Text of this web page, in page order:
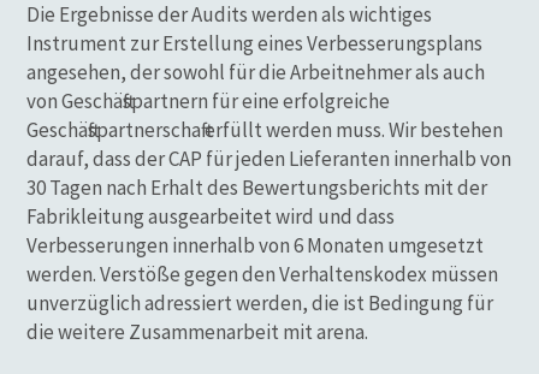
Die Ergebnisse der Audits werden als wichtiges
Instrument zur Erstellung eines Verbesserungsplans
angesehen, der sowohl für die Arbeitnehmer als auch
von Geschäftspartnern für eine erfolgreiche
Geschäftspartnerschaft erfüllt werden muss. Wir bestehen
darauf, dass der CAP für jeden Lieferanten innerhalb von
30 Tagen nach Erhalt des Bewertungsberichts mit der
Fabrikleitung ausgearbeitet wird und dass
Verbesserungen innerhalb von 6 Monaten umgesetzt
werden. Verstöße gegen den Verhaltenskodex müssen
unverzüglich adressiert werden, die ist Bedingung für
die weitere Zusammenarbeit mit arena.